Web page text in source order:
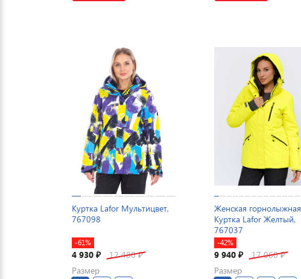
Куртка Lafor Мультицвет,
767098
-61%
4 930 ₽ 12 480₽
Размер
Женская горнолыжная
Куртка Lafor Желтый,
767037
-42%
9 940₽ 17 060₽
Размер